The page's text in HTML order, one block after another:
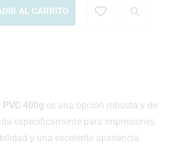
AL CARRITO
400g es una opción robusta y de
específicamente para impresiones
y una excelente apariencia